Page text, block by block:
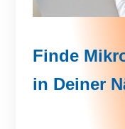
Finde
in Deiner